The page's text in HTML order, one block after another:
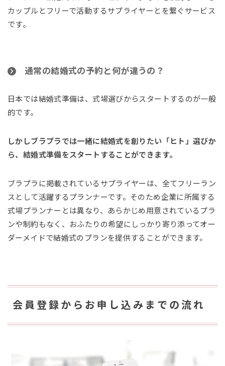
カップルとフリーで活動するサプライヤーとを繋ぐサービス
です。
通常の結婚式の予約と何が違うの？
日本では結婚式準備は、式場選びからスタートするのが一般
的です。
しかしブラプラでは一緒に結婚式を創りたい「ヒト」選びか
ら、結婚式準備をスタートすることができます。
ブラプラに掲載されているサプライヤーは、全てフリーラン
スとして活躍するプランナーです。そのため企業に所属する
式場プランナーとは異なり、あらかじめ用意されているプラ
ンや制約もなく、おふたりの希望にしっかり寄り添ってオー
ダーメイドで結婚式のプランを提供することができます。
会員登録からお申し込みまでの流れ